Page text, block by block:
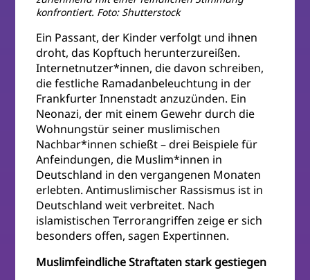
konfrontiert. Foto: Shutterstock
Ein Passant, der Kinder verfolgt und ihnen
droht, das Kopftuch herunterzureißen.
Internetnutzer*innen, die davon schreiben,
die festliche Ramadanbeleuchtung in der
Frankfurter Innenstadt anzuzünden. Ein
Neonazi, der mit einem Gewehr durch die
Wohnungstür seiner muslimischen
Nachbar*innen schießt – drei Beispiele für
Anfeindungen, die Muslim*innen in
Deutschland in den vergangenen Monaten
erlebten. Antimuslimischer Rassismus ist in
Deutschland weit verbreitet. Nach
islamistischen Terrorangriffen zeige er sich
besonders offen, sagen Expertinnen.
Muslimfeindliche Straftaten stark gestiegen